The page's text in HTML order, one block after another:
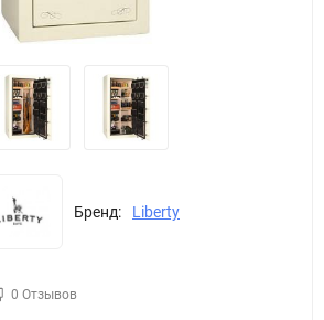
Бренд: Liberty
0 Отзывов